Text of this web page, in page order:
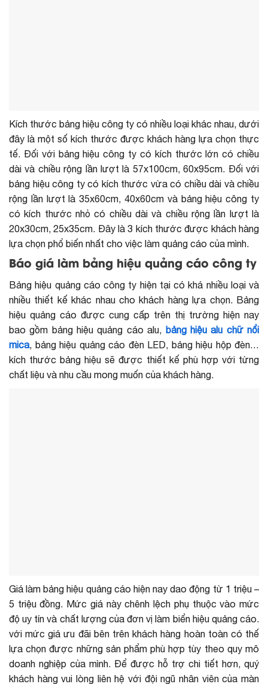
Kích thước bảng hiệu công ty có nhiều loại khác nhau, dưới
đây là một số kích thước được khách hàng lựa chọn thực
tế. Đối với bảng hiệu công ty có kích thước lớn có chiều
dài và chiều rộng lần lượt là 57x100cm, 60x95cm. Đối với
bảng hiệu công ty có kích thước vừa có chiều dài và chiều
rộng lần lượt là 35x60cm, 40x60cm và bảng hiệu công ty
có kích thước nhỏ có chiều dài và chiều rộng lần lượt là
20x30cm, 25x35cm. Đây là 3 kích thước được khách hàng
lựa chọn phổ biến nhất cho việc làm quảng cáo của mình.
Báo giá làm bảng hiệu quảng cáo công ty
Bảng hiệu quảng cáo công ty hiện tại có khá nhiều loại và
nhiều thiết kế khác nhau cho khách hàng lựa chọn. Bảng
hiệu quảng cáo được cung cấp trên thị trường hiện nay
bao gồm bảng hiệu quảng cáo alu, bảng hiệu alu chữ nổi
mica, bảng hiệu quảng cáo đèn LED, bảng hiệu hộp đèn…
kích thước bảng hiệu sẽ được thiết kế phù hợp với từng
chất liệu và nhu cầu mong muốn của khách hàng.
Giá làm bảng hiệu quảng cáo hiện nay dao động từ 1 triệu –
5 triệu đồng. Mức giá này chênh lệch phụ thuộc vào mức
độ uy tín và chất lượng của đơn vị làm biển hiệu quảng cáo.
với mức giá ưu đãi bên trên khách hàng hoàn toàn có thế
lựa chọn được những sản phẩm phù hợp tùy theo quy mô
doanh nghiệp của mình. Để được hỗ trợ chi tiết hơn, quý
khách hàng vui lòng liên hệ với đội ngũ nhân viên của màn